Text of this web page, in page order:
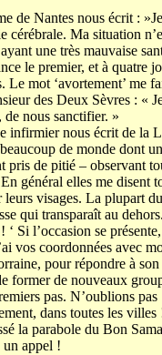
de Nantes nous écrit :
cérébrale. Ma situation
une très mauvaise
le premier, et à quatre
Le mot ‘avortement’ me
des Deux Sèvres : «
de nous sanctifier. »
infirmier nous écrit de la
de monde dont
pris de pitié – observant
général elles me disent
leurs visages. La plupart
qui transparaît au
‘ Si l’occasion se
vos coordonnées avec
pour répondre à son
former de nouveaux
pas. N’oublions
dans toutes les
la parabole du Bon
appel !